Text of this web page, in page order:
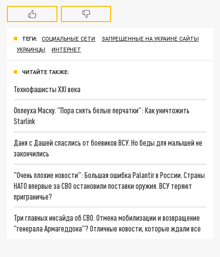
ТЕГИ: СОЦИАЛЬНЫЕ СЕТИ
ЗАПРЕЩЕННЫЕ НА УКРАИНЕ САЙТЫ
УКРАИНЦЫ
ИНТЕРНЕТ
ЧИТАЙТЕ ТАКЖЕ:
Технофашисты XXI века
Оплеуха Маску. "Пора снять белые перчатки": Как уничтожить
Starlink
Даня с Дашей спаслись от боевиков ВСУ. Но беды для малышей не
закончились
"Очень плохие новости": Большая ошибка Palantir в России. Страны
НАТО впервые за СВО остановили поставки оружия. ВСУ теряют
приграничье?
Три главных инсайда об СВО. Отмена мобилизации и возвращение
"генерала Армагеддона"? Отличные новости, которые ждали все